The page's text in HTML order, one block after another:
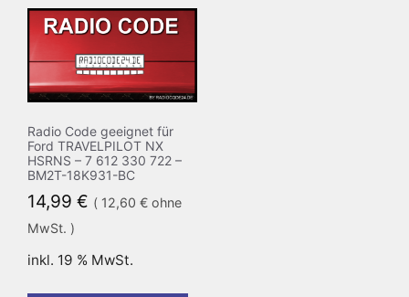
Radio Code geeignet für
Ford TRAVELPILOT NX
HSRNS – 7 612 330 722 –
BM2T-18K931-BC
14,99 € ( 12,60 € ohne
MwSt. )
inkl. 19 % MwSt.